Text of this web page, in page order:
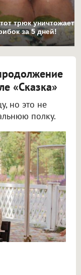
трюк уничтожает
за 5 дней!
«Сказка»
но это не
полку.